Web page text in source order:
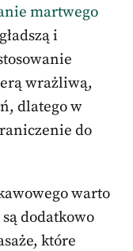
martwego
i
wrażliwą,
dlatego w
do
warto
dodatkowo
które